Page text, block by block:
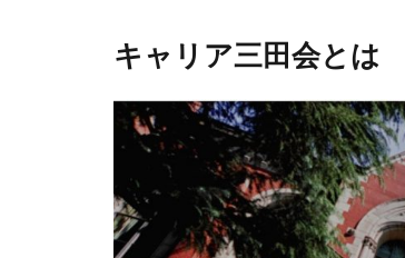
キャリア三田会とは